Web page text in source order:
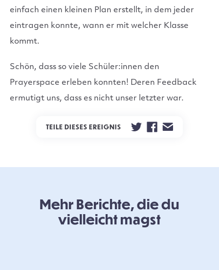
einfach einen kleinen Plan erstellt, in dem jeder
eintragen konnte, wann er mit welcher Klasse
kommt.
Schön, dass so viele Schüler:innen den
Prayerspace erleben konnten! Deren Feedback
ermutigt uns, dass es nicht unser letzter war.
TEILE DIESES EREIGNIS
Mehr Berichte, die du
vielleicht magst